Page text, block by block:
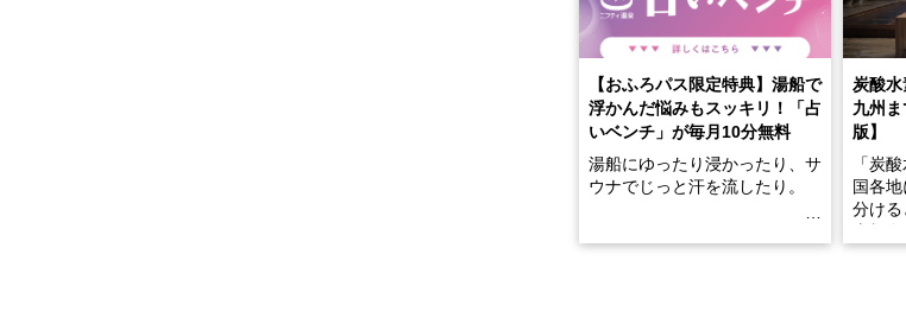
【おふろパス限定特典】湯船で
浮かんだ悩みもスッキリ！「占
いベンチ」が毎月10分無料
湯船にゆったり浸かったり、サ
ウナでじっと汗を流したり。
炭酸
九州
版】
「炭
国各地
分ける